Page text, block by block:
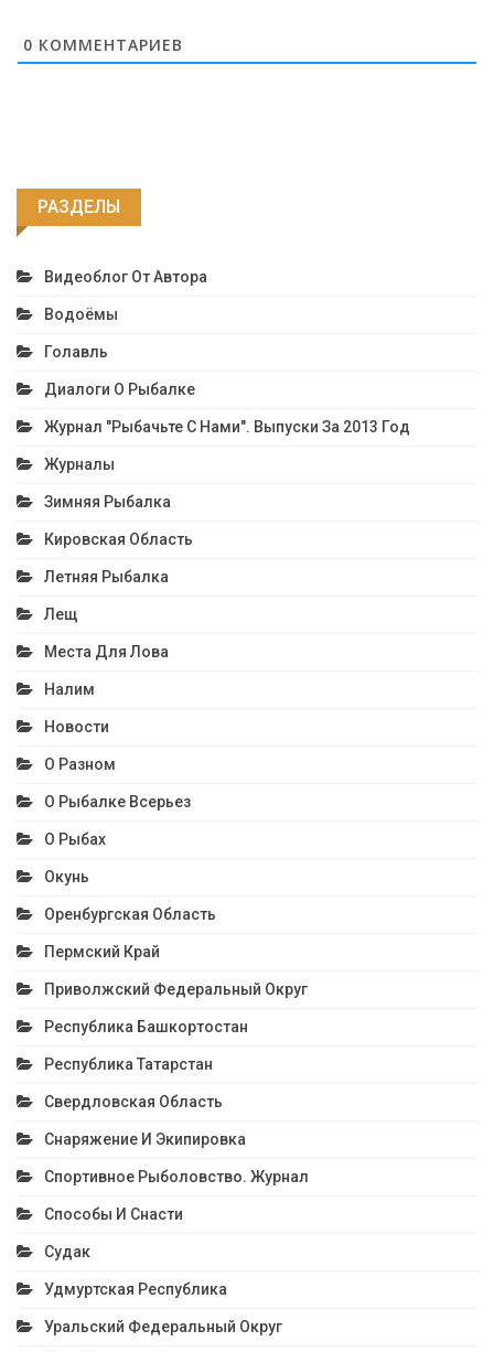
0 КОММЕНТАРИЕВ
РАЗДЕЛЫ
Видеоблог От Автора
Водоёмы
Голавль
Диалоги О Рыбалке
Журнал "Рыбачьте С Нами". Выпуски За 2013 Год
Журналы
Зимняя Рыбалка
Кировская Область
Летняя Рыбалка
Лещ
Места Для Лова
Налим
Новости
О Разном
О Рыбалке Всерьез
О Рыбах
Окунь
Оренбургская Область
Пермский Край
Приволжский Федеральный Округ
Республика Башкортостан
Республика Татарстан
Свердловская Область
Снаряжение И Экипировка
Спортивное Рыболовство. Журнал
Способы И Снасти
Судак
Удмуртская Республика
Уральский Федеральный Округ